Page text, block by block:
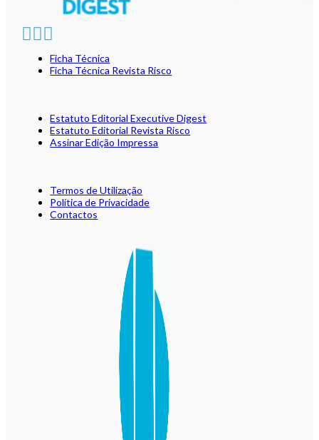
Ficha Técnica
Ficha Técnica Revista Risco
Estatuto Editorial Executive Digest
Estatuto Editorial Revista Risco
Assinar Edição Impressa
Termos de Utilização
Política de Privacidade
Contactos